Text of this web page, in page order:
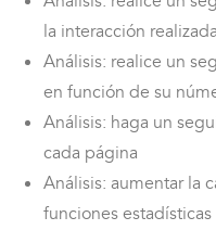
la interacción realizada
Análisis: realice un
en función de su
Análisis: haga un
cada página
Análisis: aumentar la
funciones estadísticas